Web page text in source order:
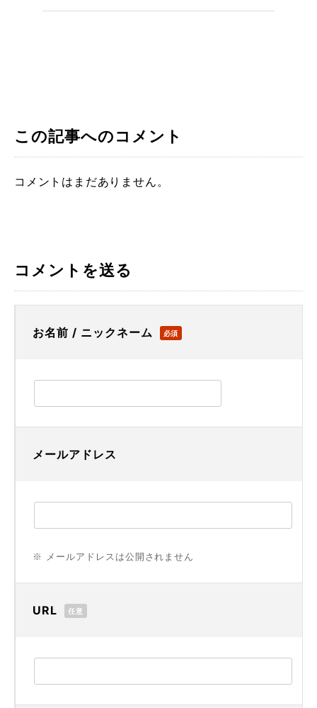
この記事へのコメント
コメントはまだありません。
コメントを送る
お名前 / ニックネーム 必須
メールアドレス
※ メールアドレスは公開されません
URL 任意